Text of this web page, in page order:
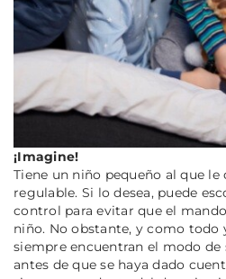
¡Imagine!
Tiene un niño pequeño al que
regulable. Si lo desea, puede
control para evitar que el
niño. No obstante, y como todo
siempre encuentran el modo de
antes de que se haya dado